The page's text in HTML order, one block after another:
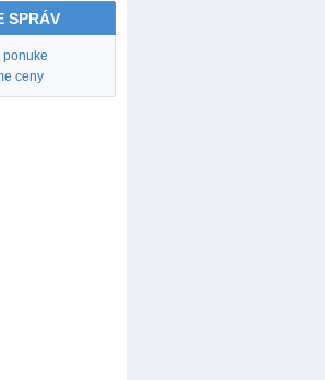
SPRÁV
ponuke
ceny